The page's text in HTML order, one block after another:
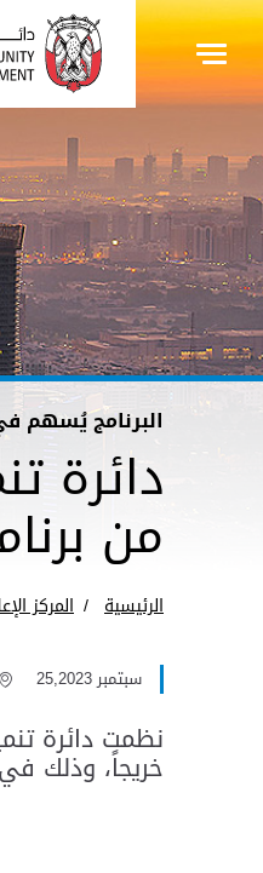
البرنامج يُسهم
من
الرئيسية المركز
سبتمبر 25,2023
خريجاً، وذلك